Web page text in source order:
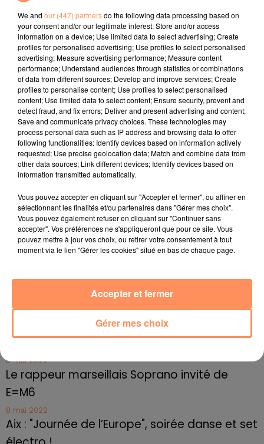
pensait le bambin perdu. Quant au père, son
inconscience et son imprudence se passent de
commentaires... Les policiers n'ont pas manqué de lui
faire la leçon.
fil actus
4 juillet 2022
Radio Star Live avec Dadju
27 juin 2022
Marseille : une application pour mettre en
relation extras et...
27 juin 2022
Le cocholed pour jouer à la pétanque
jusqu'au bout de la nuit !
10 mai 2022
10 mai 2022
Cassis organise sa traditionnelle "Fête du vin"
10 mai 2022
Marseille : appel à témoins pour retrouver
Frédéric Pache
8 mai 2022
Le rappeur marseillais Soprano invité de
E=M6
8 mai 2022
Aix : "Journée de l’Europe", soirée danse et set
We and our (447) partnersdo the following data processing based on
your consent and/or our legitimate interest: Store and/or access
information on a device; Use limited data to select advertising; Create
profiles for personalised advertising; Use profiles to select personalised
advertising; Measure advertising performance; Measure content
performance; Understand audiences through statistics or combinations
of data from different sources; Develop and improve services; Create
profiles to personalise content; Use profiles to select personalised
content; Use limited data to select content; Ensure security, prevent and
detect fraud, and fix errors; Deliver and present advertising and content;
Save and communicate privacy choices. These technologies may
process personal data such as IP address and browsing data to offer
following functionalities: Identify devices based on information actively
requested; Use precise geolocation data; Match and combine data from
other data sources; Link different devices; Identify devices based on
information transmitted automatically.
Vous pouvez accepter en cliquant sur "Accepter et fermer", ou affiner en
sélectionnant les finalités et/ou partenaires dans "Gérer mes choix".
Vous pouvez également refuser en cliquant sur "Continuer sans
accepter". Vos préférences ne s'appliqueront que pour ce site. Vous
pouvez mettre à jour vos choix, ou retirer votre consentement à tout
moment via le lien "Gérer les cookies" situé en bas de chaque page.
Gérer mes choix
Accepter et fermer